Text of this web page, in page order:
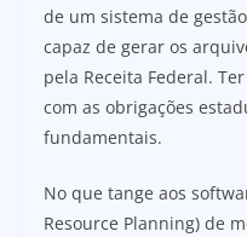
de um sistema de
capaz de gerar os
pela Receita Federal.
com as obrigações
fundamentais.
No que tange aos
Resource Planning) de